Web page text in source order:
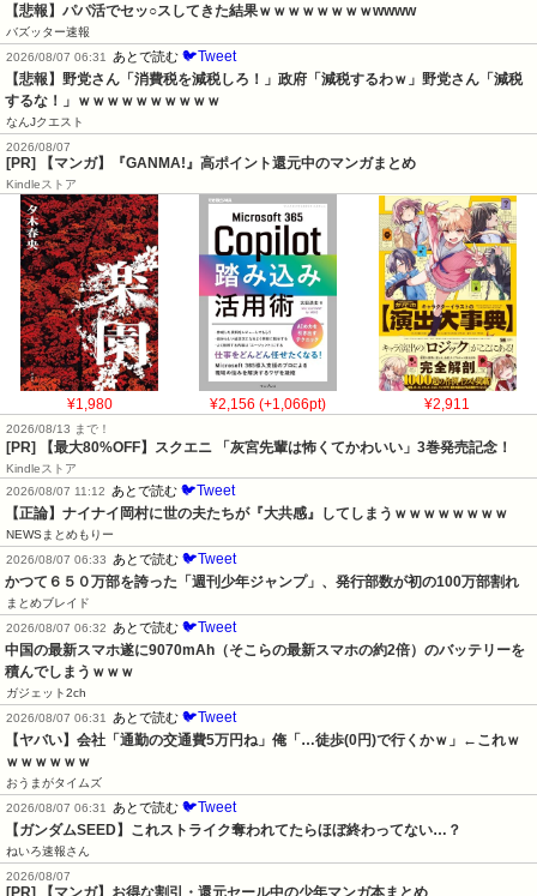
【悲報】パパ活でセッ○スしてきた結果ｗｗｗｗｗｗｗｗwwww
バズッター速報
2026/08/07 06:31
あとで読む 🐦Tweet
【悲報】野党さん「消費税を減税しろ！」政府「減税するわｗ」野党さん「減税
するな！」ｗｗｗｗｗｗｗｗｗｗ
なんJクエスト
2026/08/07
[PR] 【マンガ】『GANMA!』高ポイント還元中のマンガまとめ
Kindleストア
¥1,980 ¥2,156 (+1,066pt) ¥2,911
2026/08/13 まで！
[PR] 【最大80%OFF】スクエニ 「灰宮先輩は怖くてかわいい」3巻発売記念！
Kindleストア
2026/08/07 11:12
あとで読む 🐦Tweet
【正論】ナイナイ岡村に世の夫たちが『大共感』してしまうｗｗｗｗｗｗｗｗ
NEWSまとめもりー
2026/08/07 06:33
あとで読む 🐦Tweet
かつて６５０万部を誇った「週刊少年ジャンプ」、発行部数が初の100万部割れ
まとめブレイド
2026/08/07 06:32
あとで読む 🐦Tweet
中国の最新スマホ遂に9070mAh（そこらの最新スマホの約2倍）のバッテリーを
積んでしまうｗｗｗ
ガジェット2ch
2026/08/07 06:31
あとで読む 🐦Tweet
【ヤバい】会社「通勤の交通費5万円ね」俺「…徒歩(0円)で行くかｗ」←これｗ
ｗｗｗｗｗｗ
おうまがタイムズ
2026/08/07 06:31
あとで読む 🐦Tweet
【ガンダムSEED】これストライク奪われてたらほぼ終わってない…？
ねいろ速報さん
2026/08/07
[PR] 【マンガ】お得な割引・還元セール中の少年マンガ本まとめ